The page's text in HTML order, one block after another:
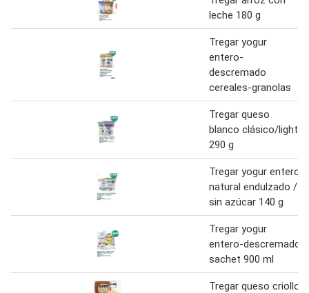
leche 180 g
Tregar yogur
entero-
descremado
cereales-granolas
Tregar queso
blanco clásico/light
290 g
Tregar yogur entero
natural endulzado /
sin azúcar 140 g
Tregar yogur
entero-descremado
sachet 900 ml
Tregar queso criollo